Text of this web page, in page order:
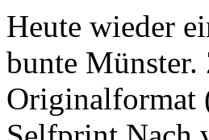
Heute wieder
bunte
Originalformat